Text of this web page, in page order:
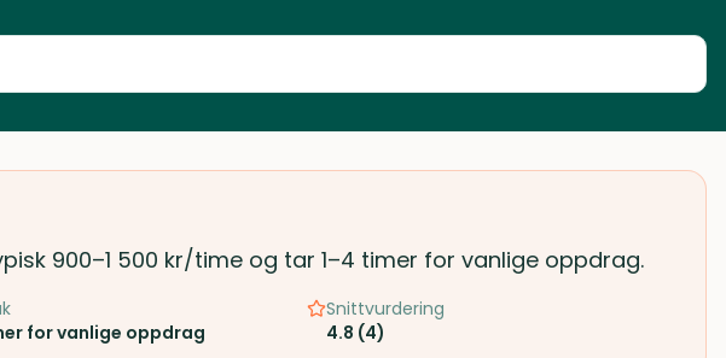
900–1 500 kr/time og tar 1–4 timer for vanlige oppdrag.
for vanlige oppdrag
Snittvurdering
4.8 (4)